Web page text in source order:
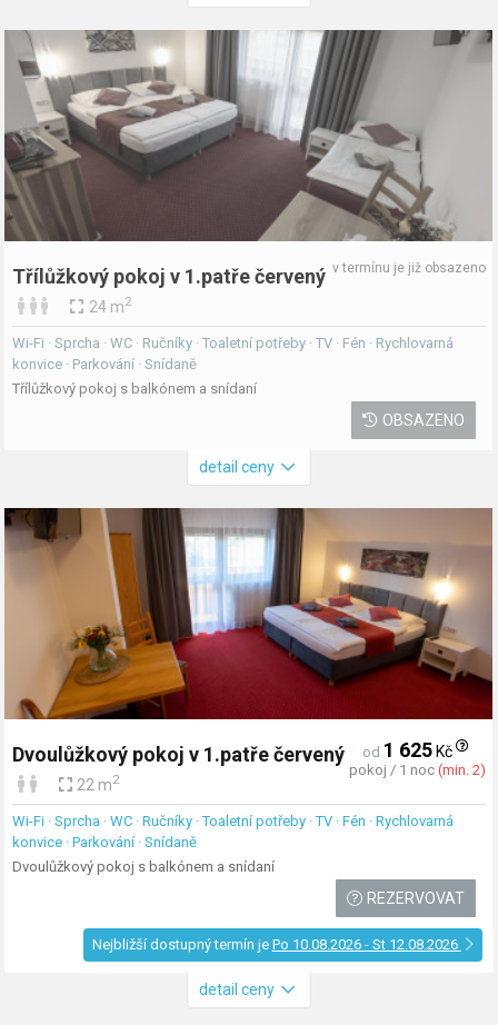
Třílůžkový pokoj v 1.patře červený
24 m2
v termínu je již obsazeno
Wi-Fi · Sprcha · WC · Ručníky · Toaletní potřeby · TV · Fén · Rychlovarná
konvice · Parkování · Snídaně
Třílůžkový pokoj s balkónem a snídaní
OBSAZENO
detail ceny
Dvoulůžkový pokoj v 1.patře červený
22 m2
od 1 625Kč
pokoj / 1 noc (min. 2)
Wi-Fi · Sprcha · WC · Ručníky · Toaletní potřeby · TV · Fén · Rychlovarná
konvice · Parkování · Snídaně
Dvoulůžkový pokoj s balkónem a snídaní
REZERVOVAT
Nejbližší dostupný termín je Po 10.08.2026 - St 12.08.2026
detail ceny